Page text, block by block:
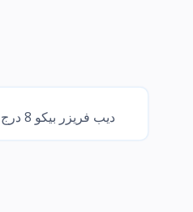
ديب فريزر بيكو 8 درج 314 لتر - صافى 286 لتر - نوفروست اسود - ديجيتال